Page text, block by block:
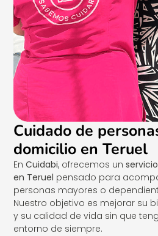
Cuidado de
domicilio en Teruel
EnCuidabi, ofrecemos un
en Teruel pensado para
personas mayores o
Nuestro objetivo es mejorar su
y su calidad de vida sin que
entorno de siempre.